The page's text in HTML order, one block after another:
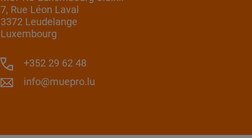
7, Rue Léon Laval
3372 Leudelange
Luxembourg
+352 29 62 48
info@muepro.lu